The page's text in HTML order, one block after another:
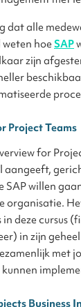
dat alle
hoe SAP
zijn
Project Teams
for
aangeeft,
SAP willen
organisatie.
deze cursus
in zijn
met
Business